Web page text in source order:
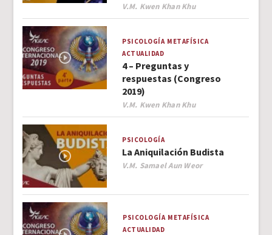
Author
V.M. Kwen Khan Khu
PSICOLOGÍA METAFÍSICA
ACTUALIDAD
4 – Preguntas y
respuestas (Congreso
2019)
Author
V.M. Kwen Khan Khu
PSICOLOGÍA
La Aniquilación Budista
Author
V.M. Samael Aun Weor
PSICOLOGÍA METAFÍSICA
ACTUALIDAD